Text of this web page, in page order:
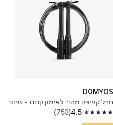
DOMYOS
חבל קפיצה מהיר לאימון קרוס - שחור
4.5
4.5 out of 5 stars from 753 reviews
(753)